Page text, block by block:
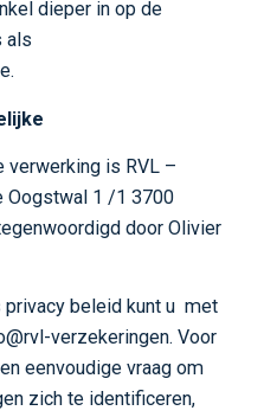
dieper in op de
als
verwerking is RVL –
Oogstwal 1 /1 3700
door Olivier
privacy beleid kunt u met
verzekeringen. Voor
eenvoudige vraag om
zich te identificeren,